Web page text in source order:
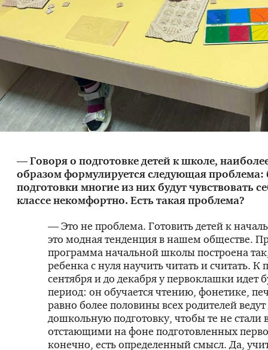
— Говоря о подготовке детей к школе,
образом формулируется следующая проблема:
подготовки многие из них будут чувствовать
классе некомфортно. Есть такая проблема?
— Это не проблема. Готовить детей к
это модная тенденция в нашем обществе.
программа начальной школы построена
ребенка с нуля научить читать и считать. К
сентября и до декабря у первоклашки идет
период: он обучается чтению, фонетике,
равно более половины всех родителей ведут
дошкольную подготовку, чтобы те не стали
отстающими на фоне подготовленных
конечно, есть определенный смысл. Да,